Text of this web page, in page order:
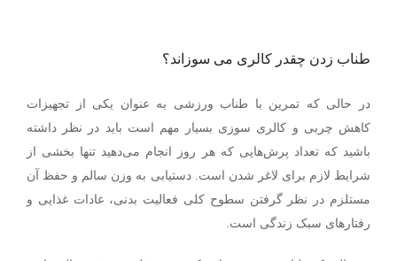
طناب زدن چقدر کالری می سوزاند؟
در حالی که تمرین با طناب ورزشی به عنوان یکی از تجهیزات
کاهش چربی و کالری سوزی بسیار مهم است باید در نظر داشته
باشید که تعداد پرش‌هایی که هر روز انجام می‌دهید تنها بخشی از
شرایط لازم برای لاغر شدن است. دستیابی به وزن سالم و حفظ آن
مستلزم در نظر گرفتن سطوح کلی فعالیت بدنی، عادات غذایی و
رفتارهای سبک زندگی است.